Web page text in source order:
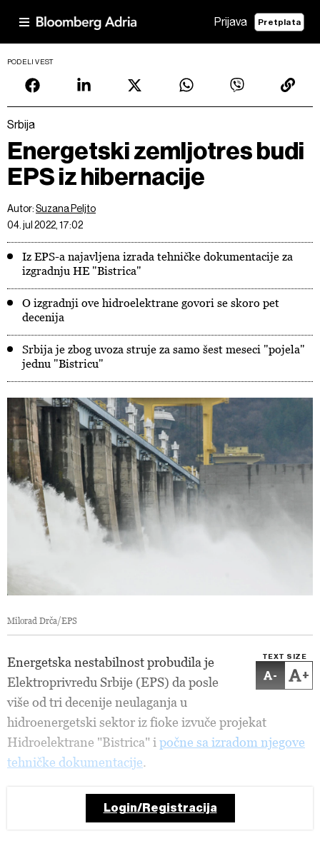
Prijava Pretplata
PODELI VEST
Srbija
Energetski zemljotres budi
EPS iz hibernacije
Autor:Suzana Peljto
04. jul 2022, 17:02
Iz EPS-a najavljena izrada tehničke dokumentacije za
izgradnju HE "Bistrica"
O izgradnji ove hidroelektrane govori se skoro pet
decenija
Srbija je zbog uvoza struje za samo šest meseci "pojela"
jednu "Bistricu"
Milorad Drča/EPS
TEXT SIZE
- +
Energetska nestabilnost probudila je
Elektroprivredu Srbije (EPS) da posle
više od tri decenije neulaganja u
hidroenergetski sektor iz fioke izvuče projekat
Hidroelektrane "Bistrica" i počne sa izradom njegove
tehničke dokumentacije.
Login/Registracija